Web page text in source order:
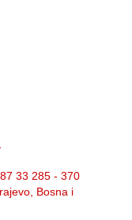
33 285 - 370
Bosna i